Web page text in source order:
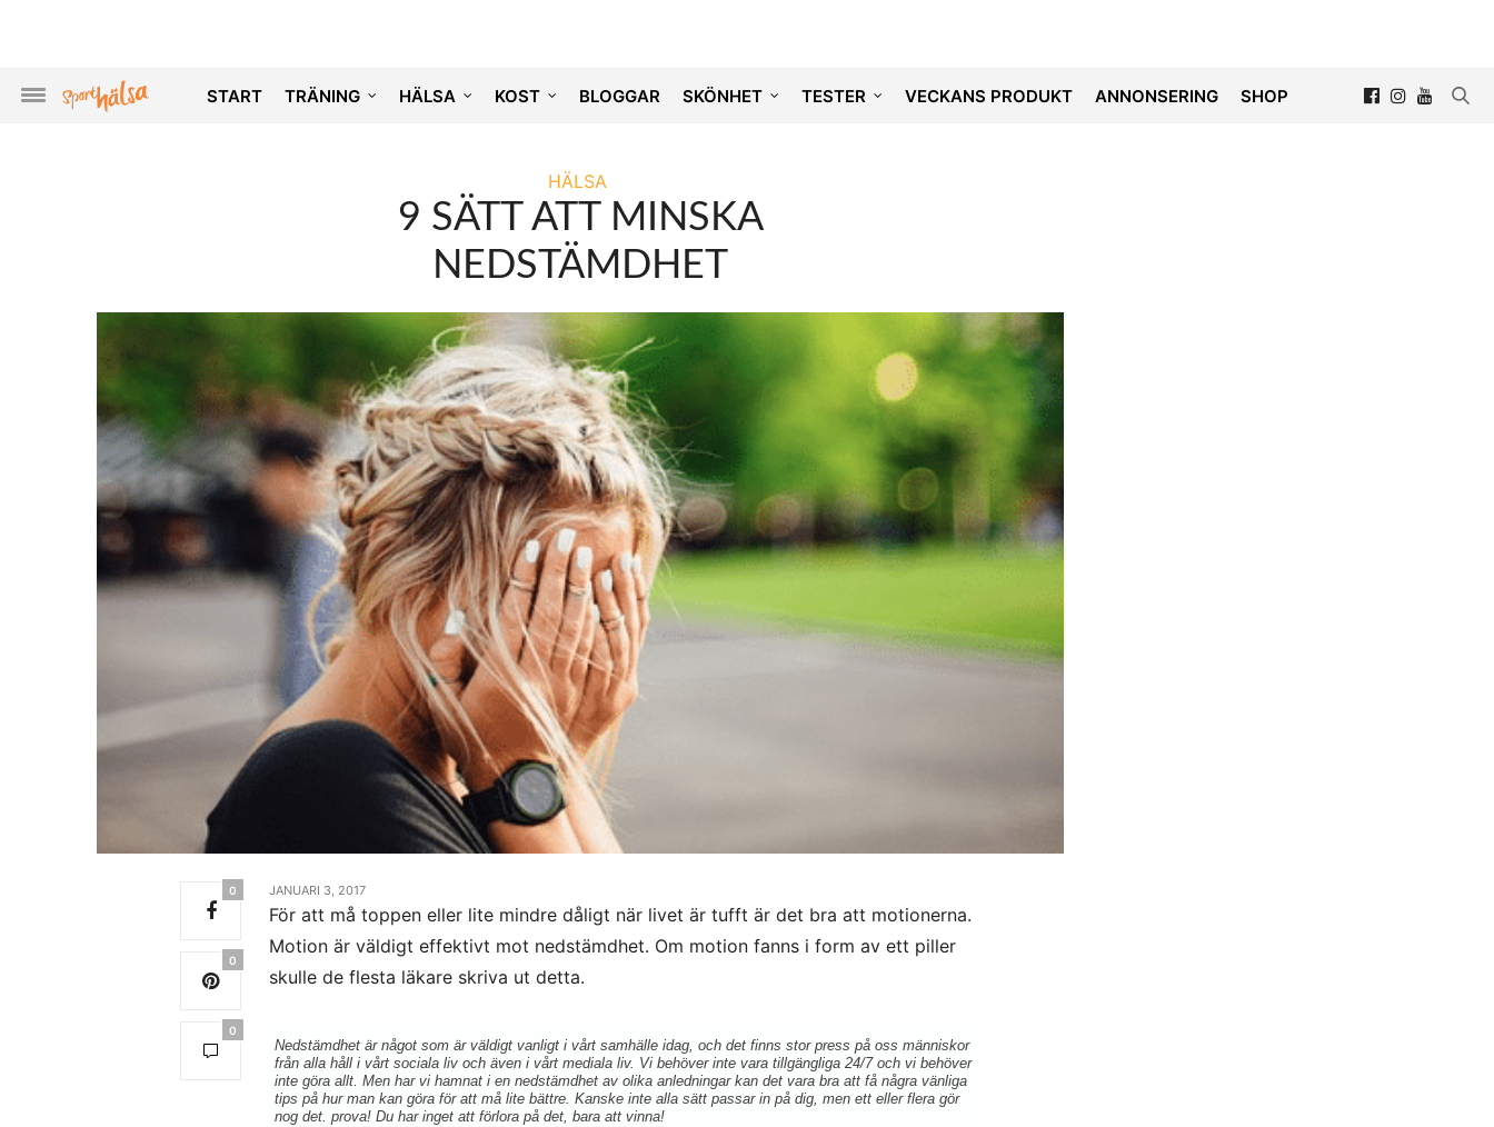
START TRÄNING HÄLSA KOST BLOGGAR SKÖNHET TESTER VECKANS PRODUKT ANNONSERING SHOP
HÄLSA
9 SÄTT ATT MINSKA
NEDSTÄMDHET
0
0
0
JANUARI 3, 2017
För att må toppen eller lite mindre dåligt när livet är tufft är det bra att motionerna.
Motion är väldigt effektivt mot nedstämdhet. Om motion fanns i form av ett piller
skulle de flesta läkare skriva ut detta.
Nedstämdhet är något som är väldigt vanligt i vårt samhälle idag, och det finns stor press på oss människor
från alla håll i vårt sociala liv och även i vårt mediala liv. Vi behöver inte vara tillgängliga 24/7 och vi behöver
inte göra allt. Men har vi hamnat i en nedstämdhet av olika anledningar kan det vara bra att få några vänliga
tips på hur man kan göra för att må lite bättre. Kanske inte alla sätt passar in på dig, men ett eller flera gör
nog det. prova! Du har inget att förlora på det, bara att vinna!